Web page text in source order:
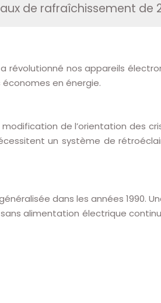
de rafraîchissement de
révolutionné nos appareils
en énergie.
de l’orientation des
un système de
dans les années 1990.
alimentation électrique